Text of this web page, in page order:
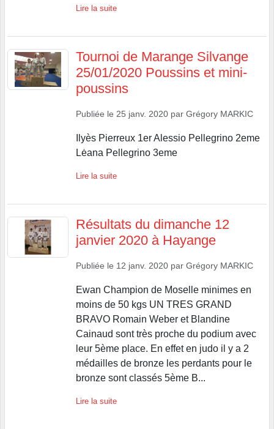
Lire la suite
Tournoi de Marange Silvange
25/01/2020 Poussins et mini-
poussins
Publiée le 25 janv. 2020 par Grégory MARKIC
Ilyès Pierreux 1er Alessio Pellegrino 2eme
Lėana Pellegrino 3eme
Lire la suite
Résultats du dimanche 12
janvier 2020 à Hayange
Publiée le 12 janv. 2020 par Grégory MARKIC
Ewan Champion de Moselle minimes en
moins de 50 kgs UN TRES GRAND
BRAVO Romain Weber et Blandine
Cainaud sont très proche du podium avec
leur 5ème place. En effet en judo il y a 2
médailles de bronze les perdants pour le
bronze sont classés 5ème B...
Lire la suite